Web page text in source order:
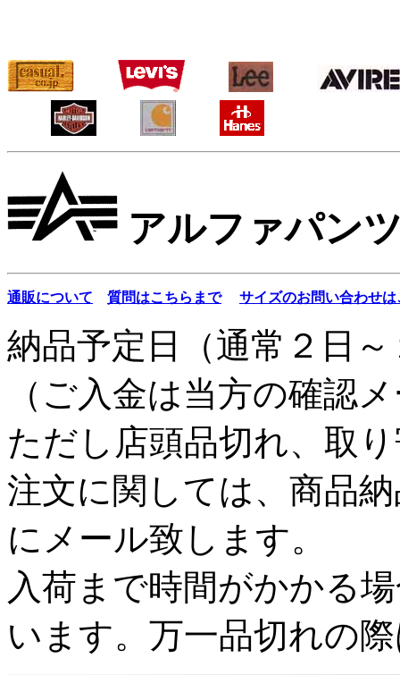
アルファパン
通販について 質問はこちらまで サイズのお問い合わせ
納品予定日（通常２日
（ご入金は当方の確認
ただし店頭品切れ、取
注文に関しては、商品
にメール致します。
入荷まで時間がかかる
います。万一品切れの